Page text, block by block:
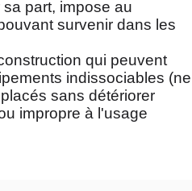
part, impose au
survenir dans les
qui peuvent
indissociables (ne
sans détériorer
impropre à l'usage